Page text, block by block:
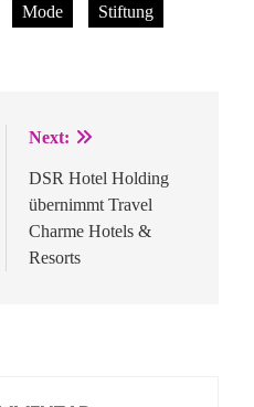
Mode Stiftung
Next:
DSR Hotel Holding
übernimmt Travel
Charme Hotels &
Resorts